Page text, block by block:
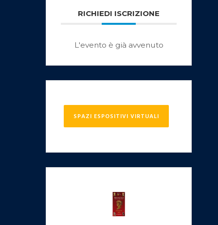
RICHIEDI ISCRIZIONE
L'evento è già avvenuto
SPAZI ESPOSITIVI VIRTUALI